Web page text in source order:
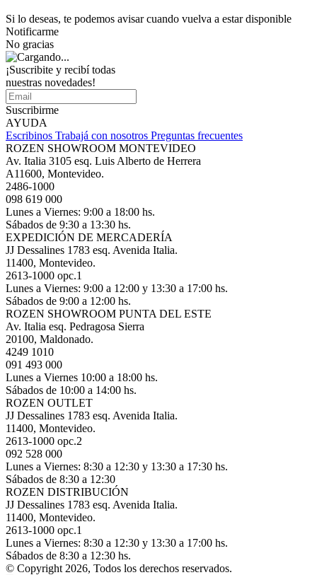
Si lo deseas, te podemos avisar cuando vuelva a estar disponible
Notificarme
No gracias
¡Suscribite y recibí todas
nuestras novedades!
Suscribirme
AYUDA
Escribinos Trabajá con nosotros Preguntas frecuentes
ROZEN SHOWROOM MONTEVIDEO
Av. Italia 3105 esq. Luis Alberto de Herrera
A11600, Montevideo.
2486-1000
098 619 000
Lunes a Viernes: 9:00 a 18:00 hs.
Sábados de 9:30 a 13:30 hs.
EXPEDICIÓN DE MERCADERÍA
JJ Dessalines 1783 esq. Avenida Italia.
11400, Montevideo.
2613-1000 opc.1
Lunes a Viernes: 9:00 a 12:00 y 13:30 a 17:00 hs.
Sábados de 9:00 a 12:00 hs.
ROZEN SHOWROOM PUNTA DEL ESTE
Av. Italia esq. Pedragosa Sierra
20100, Maldonado.
4249 1010
091 493 000
Lunes a Viernes 10:00 a 18:00 hs.
Sábados de 10:00 a 14:00 hs.
ROZEN OUTLET
JJ Dessalines 1783 esq. Avenida Italia.
11400, Montevideo.
2613-1000 opc.2
092 528 000
Lunes a Viernes: 8:30 a 12:30 y 13:30 a 17:30 hs.
Sábados de 8:30 a 12:30
ROZEN DISTRIBUCIÓN
JJ Dessalines 1783 esq. Avenida Italia.
11400, Montevideo.
2613-1000 opc.1
Lunes a Viernes: 8:30 a 12:30 y 13:30 a 17:00 hs.
Sábados de 8:30 a 12:30 hs.
© Copyright 2026, Todos los derechos reservados.